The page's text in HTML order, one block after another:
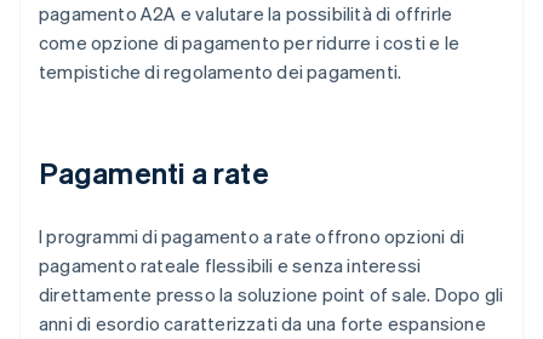
pagamento A2A e valutare la possibilità di offrirle
come opzione di pagamento per ridurre i costi e le
tempistiche di regolamento dei pagamenti.
Pagamenti a rate
I programmi di pagamento a rate offrono opzioni di
pagamento rateale flessibili e senza interessi
direttamente presso la soluzione point of sale. Dopo gli
anni di esordio caratterizzati da una forte espansione